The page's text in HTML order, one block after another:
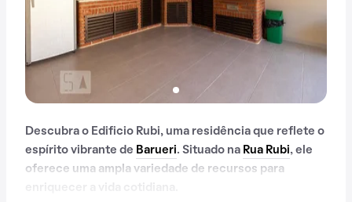
Descubra o Edificio Rubi, uma residência que reflete o
espírito vibrante de Barueri. Situado na Rua Rubi, ele
oferece uma ampla variedade de recursos para